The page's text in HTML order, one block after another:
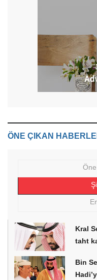
ÖNE ÇIKAN
Kral
taht
Bin